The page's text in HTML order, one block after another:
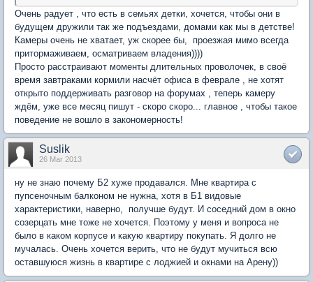
Очень радует , что есть в семьях детки, хочется, чтобы они в
будущем дружили так же подъездами, домами как мы в детстве!
Камеры очень не хватает, уж скорее бы, проезжая мимо всегда
притормаживаем, осматриваем владения))))
Просто расстраивают моменты длительных проволочек, в своё
время завтраками кормили насчёт офиса в феврале , не хотят
открыто поддерживать разговор на форумах , теперь камеру
ждём, уже все месяц пишут - скоро скоро... главное , чтобы такое
поведение не вошло в закономерность!
Suslik
26 Mar 2013
ну не знаю почему Б2 хуже продавался. Мне квартира с
пупсеночным балконом не нужна, хотя в Б1 видовые
характеристики, наверно, получше будут. И соседний дом в окно
созерцать мне тоже не хочется. Поэтому у меня и вопроса не
было в каком корпусе и какую квартиру покупать. Я долго не
мучалась. Очень хочется верить, что не будут мучиться всю
оставшуюся жизнь в квартире с лоджией и окнами на Арену))